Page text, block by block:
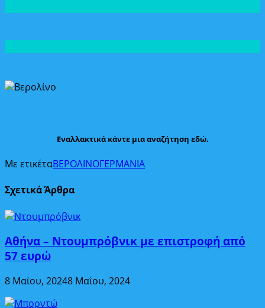
Εναλλακτικά κάντε μια αναζήτηση εδώ.
Με ετικέταΒΕΡΟΛΙΝΟΓΕΡΜΑΝΙΑ
Σχετικά Άρθρα
Αθήνα – Ντουμπρόβνικ με επιστροφή από
57 ευρώ
8 Μαΐου, 20248 Μαΐου, 2024